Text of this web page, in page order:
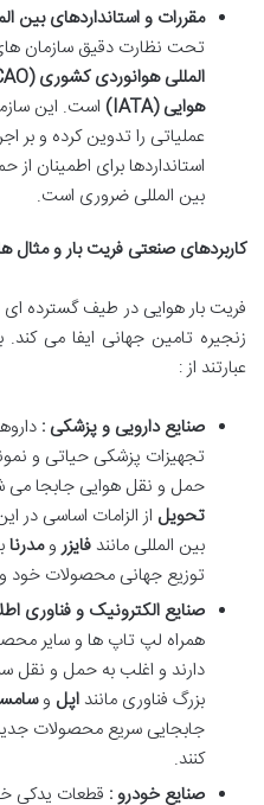
مقررات و استانداردهای بین
تحت نظارت دقیق سازمان
المللی هوانوردی کشوری(ICAO)
هوایی(IATA)
است. این
عملیاتی را تدوین کرده و بر
استانداردها برای اطمینان
بین المللی ضروری است.
کاربردهای صنعتی فریت بار و مثال
فریت بار هوایی در طیف گسترده ای
زنجیره تامین جهانی ایفا می
عبارتند از :
صنایع دارویی و پزشکی :
تجهیزات پزشکی حیاتی و
حمل و نقل هوایی جابجا می
تحویل از الزامات اساسی
بین المللی مانندفایزرومدرنا
توزیع جهانی محصولات خود
صنایع الکترونیک و فناوری
همراه لپ تاپ ها و سایر
دارند و اغلب به حمل و نقل
بزرگ فناوری ماننداپل و
جابجایی سریع محصولات
کنند.
صنایع خودرو : قطعات یدکی